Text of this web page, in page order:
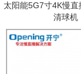
太阳能5G7寸4K慢直
清球机